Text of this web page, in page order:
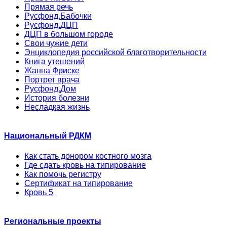
Прямая речь
Русфонд.Бабочки
Русфонд.ДЦП
ДЦП в большом городе
Свои чужие дети
Энциклопедия российской благотворительности
Книга утешений
Жанна Фриске
Портрет врача
Русфонд.Дом
История болезни
Несладкая жизнь
Национальный РДКМ
Как стать донором костного мозга
Где сдать кровь на типирование
Как помочь регистру
Сертификат на типирование
Кровь 5
Региональные проекты